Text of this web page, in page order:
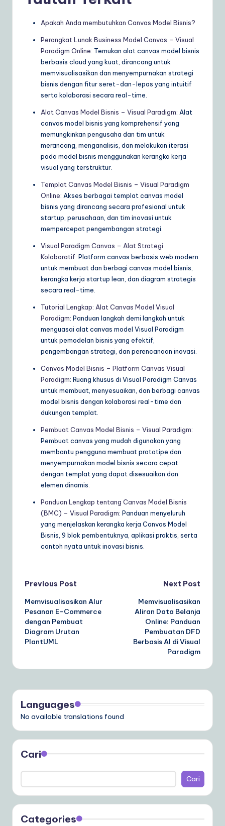
Apakah Anda membutuhkan Canvas Model Bisnis?
Perangkat Lunak Business Model Canvas – Visual
Paradigm Online: Temukan alat canvas model bisnis
berbasis cloud yang kuat, dirancang untuk
memvisualisasikan dan menyempurnakan strategi
bisnis dengan fitur seret-dan-lepas yang intuitif
serta kolaborasi secara real-time.
Alat Canvas Model Bisnis – Visual Paradigm: Alat
canvas model bisnis yang komprehensif yang
memungkinkan pengusaha dan tim untuk
merancang, menganalisis, dan melakukan iterasi
pada model bisnis menggunakan kerangka kerja
visual yang terstruktur.
Templat Canvas Model Bisnis – Visual Paradigm
Online: Akses berbagai templat canvas model
bisnis yang dirancang secara profesional untuk
startup, perusahaan, dan tim inovasi untuk
mempercepat pengembangan strategi.
Visual Paradigm Canvas – Alat Strategi
Kolaboratif: Platform canvas berbasis web modern
untuk membuat dan berbagi canvas model bisnis,
kerangka kerja startup lean, dan diagram strategis
secara real-time.
Tutorial Lengkap: Alat Canvas Model Visual
Paradigm: Panduan langkah demi langkah untuk
menguasai alat canvas model Visual Paradigm
untuk pemodelan bisnis yang efektif,
pengembangan strategi, dan perencanaan inovasi.
Canvas Model Bisnis – Platform Canvas Visual
Paradigm: Ruang khusus di Visual Paradigm Canvas
untuk membuat, menyesuaikan, dan berbagi canvas
model bisnis dengan kolaborasi real-time dan
dukungan templat.
Pembuat Canvas Model Bisnis – Visual Paradigm:
Pembuat canvas yang mudah digunakan yang
membantu pengguna membuat prototipe dan
menyempurnakan model bisnis secara cepat
dengan templat yang dapat disesuaikan dan
elemen dinamis.
Panduan Lengkap tentang Canvas Model Bisnis
(BMC) – Visual Paradigm: Panduan menyeluruh
yang menjelaskan kerangka kerja Canvas Model
Bisnis, 9 blok pembentuknya, aplikasi praktis, serta
contoh nyata untuk inovasi bisnis.
Post
navigation
Previous Post
Memvisualisasikan Alur
Pesanan E-Commerce
dengan Pembuat
Diagram Urutan
PlantUML
Next Post
Memvisualisasikan
Aliran Data Belanja
Online: Panduan
Pembuatan DFD
Berbasis AI di Visual
Paradigm
Languages
No available translations found
Cari
Cari
Categories